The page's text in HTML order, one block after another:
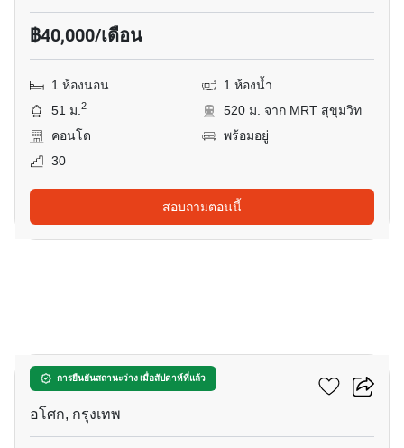
฿40,000/เดือน
1 ห้องนอน
1 ห้องน้ำ
51 ม.2
520 ม. จาก MRT สุขุมวิท
คอนโด
พร้อมอยู่
30
สอบถามตอนนี้
การยืนยันสถานะว่าง เมื่อสัปดาห์ที่แล้ว
แอชตัน อโศก
อโศก, กรุงเทพ